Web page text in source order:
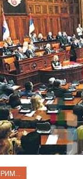
МОЖДА НИСТЕ ПРИМЕТИЛИ...